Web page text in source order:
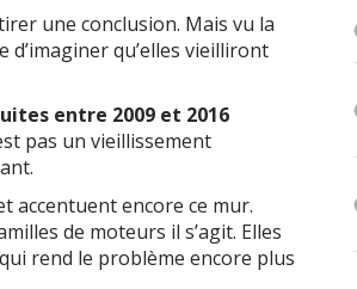
une conclusion. Mais vu la
qu’elles vieilliront
entre 2009 et 2016
pas un vieillissement
accentuent encore ce mur.
de moteurs il s’agit. Elles
rend le problème encore plus